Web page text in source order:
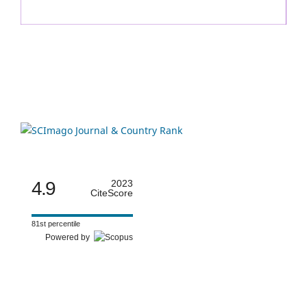
4.9
2023
CiteScore
81st percentile
Powered by